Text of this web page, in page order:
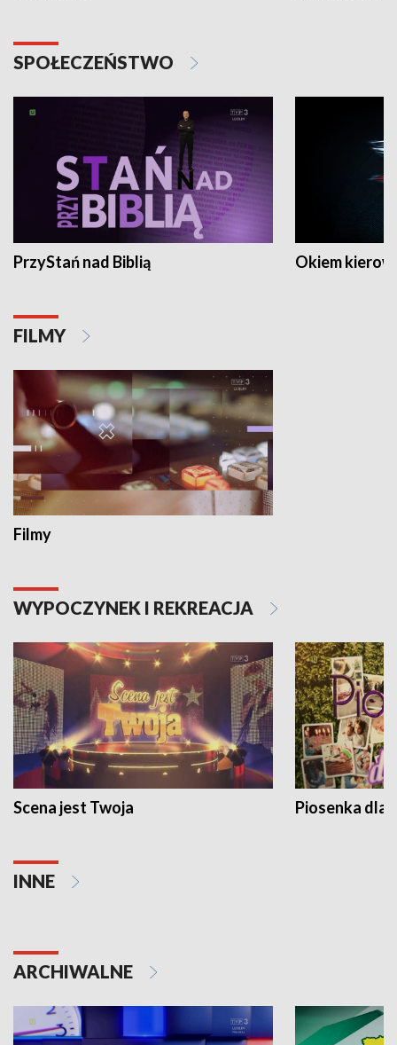
SPOŁECZEŃSTWO
PrzyStań nad Biblią Okiem
FILMY
Filmy
WYPOCZYNEK I REKREACJA
Scena jest Twoja Piosenka dla
INNE
ARCHIWALNE